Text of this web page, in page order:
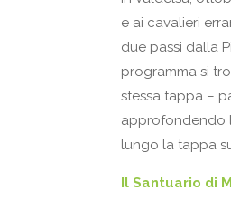
e ai cavalieri
due passi dalla
programma si
stessa tappa –
approfondendo
lungo la tappa
IlSantuario di